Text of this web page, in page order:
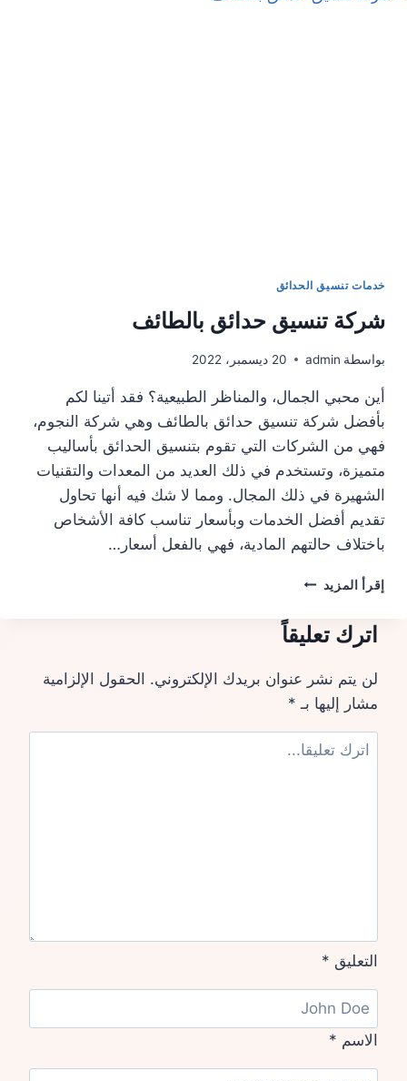
خدمات تنسيق الحدائق
شركة تنسيق حدائق بالطائف
بواسطة admin 20 ديسمبر، 2022
أين محبي الجمال، والمناظر الطبيعية؟ فقد أتينا لكم
بأفضل شركة تنسيق حدائق بالطائف وهي شركة النجوم،
فهي من الشركات التي تقوم بتنسيق الحدائق بأساليب
متميزة، وتستخدم في ذلك العديد من المعدات والتقنيات
الشهيرة في ذلك المجال. ومما لا شك فيه أنها تحاول
تقديم أفضل الخدمات وبأسعار تناسب كافة الأشخاص
باختلاف حالتهم المادية، فهي بالفعل أسعار…
إقرأ المزيد شركة
حدائق
بالطائف
اترك تعليقاً
لن يتم نشر عنوان بريدك الإلكتروني. الحقول الإلزامية
مشار إليها بـ *
التعليق *
الاسم *